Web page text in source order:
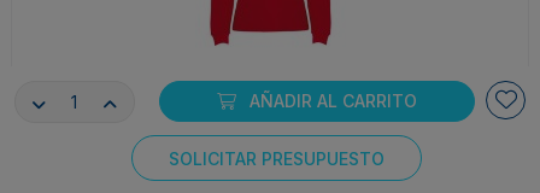
AÑADIR AL CARRITO
SOLICITAR PRESUPUESTO
PO66360360
L
ROJO
En stock
Consentimiento de cookies